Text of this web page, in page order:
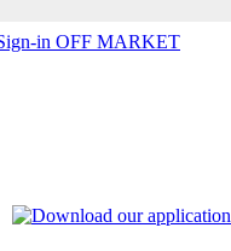
in OFF MARKET